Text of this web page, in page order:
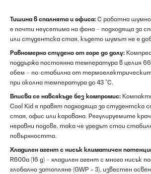
Тишина в спалнята и офиса: С работна
е почти неусетима на фона – подходяща за
или студентска стая, където шумът не е
Равномерно студено от горе до долу:
поддържа постоянна температура в целия
обем – по-стабилна от
при околна температура до 43 °C.
Вписва се навсякъде без компромис:
Cool Kid я правят подходяща за студентска
стая, офис или каравана. Регулируемите
неравни подове, така че уредът стои
повърхността.
Хладилен агент с нисък климатичен
R600a (16 g) – хладилен агент с много нисък
глобално затопляне (GWP = 3), известен